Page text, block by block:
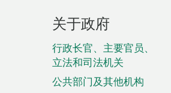
页
脚
菜
单
关于政府
行政长官、主要官员、
立法和司法机关
公共部门及其他机构